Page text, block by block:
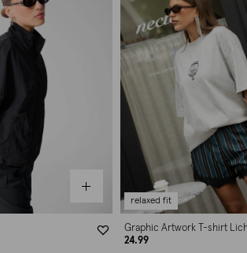
relaxed fit
Graphic Artwork T-shirt
24.99